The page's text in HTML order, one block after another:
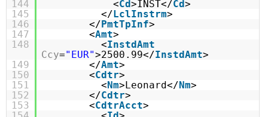
144
<Cd>INST</Cd>
145
</ LclInstrm>
146
</ PmtTpInf>
147
<Amt>
148
<InstdAmt
Ccy="EUR">2500.99</InstdAmt>
149
</Amt>
150
<Cdtr>
151
< Nm>Leonard</ Nm>
152
</Cdtr>
153
<CdtrAcct>